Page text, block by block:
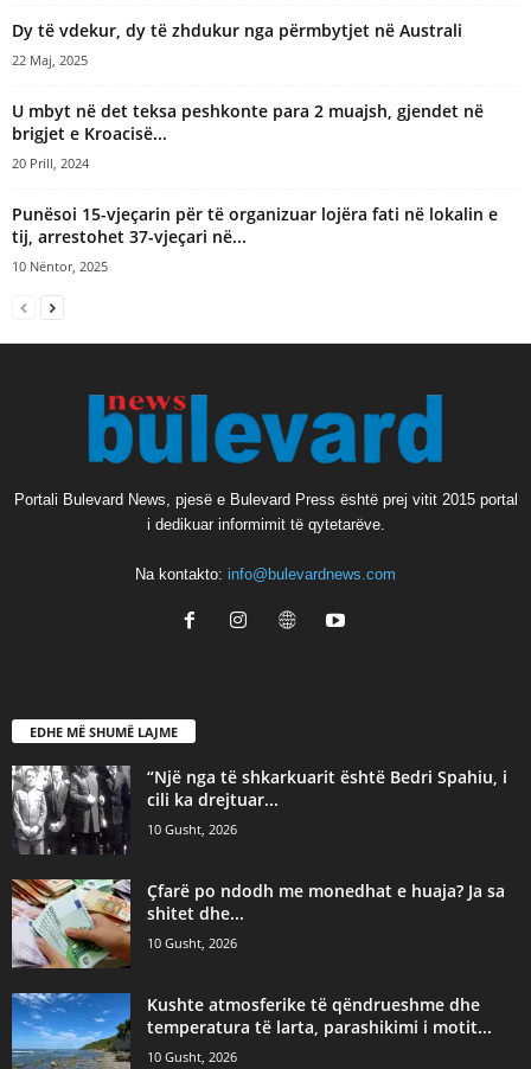
Dy të vdekur, dy të zhdukur nga përmbytjet në Australi
22 Maj, 2025
U mbyt në det teksa peshkonte para 2 muajsh, gjendet në
brigjet e Kroacisë...
20 Prill, 2024
Punësoi 15-vjeçarin për të organizuar lojëra fati në lokalin e
tij, arrestohet 37-vjeçari në...
10 Nëntor, 2025
Portali Bulevard News, pjesë e Bulevard Press është prej vitit 2015 portal
i dedikuar informimit të qytetarëve.
Na kontakto: info@bulevardnews.com
EDHE MË SHUMË LAJME
“Një nga të shkarkuarit është Bedri Spahiu, i
cili ka drejtuar...
10 Gusht, 2026
Çfarë po ndodh me monedhat e huaja? Ja sa
shitet dhe...
10 Gusht, 2026
Kushte atmosferike të qëndrueshme dhe
temperatura të larta, parashikimi i motit...
10 Gusht, 2026